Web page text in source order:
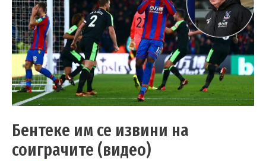
Бентеке им се извини на
соиграчите (видео)